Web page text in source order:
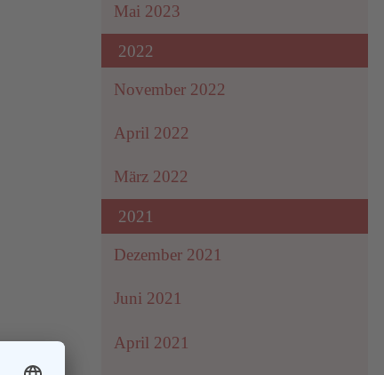
Mai 2023
2022
November 2022
April 2022
März 2022
2021
Dezember 2021
Juni 2021
April 2021